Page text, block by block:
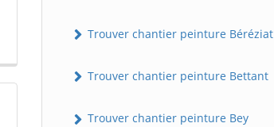
Trouver chantier peinture Béréziat
Trouver chantier peinture Bettant
Trouver chantier peinture Bey